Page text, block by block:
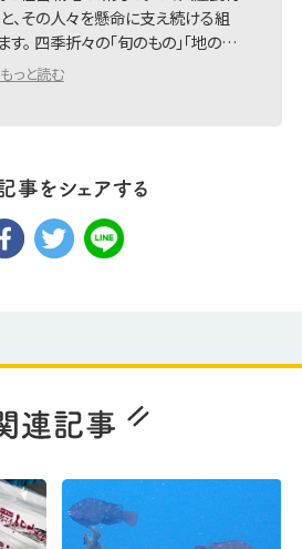
、その人々を懸命に支え続ける組
。 四季折々の「旬のもの」「地の…
っと読む